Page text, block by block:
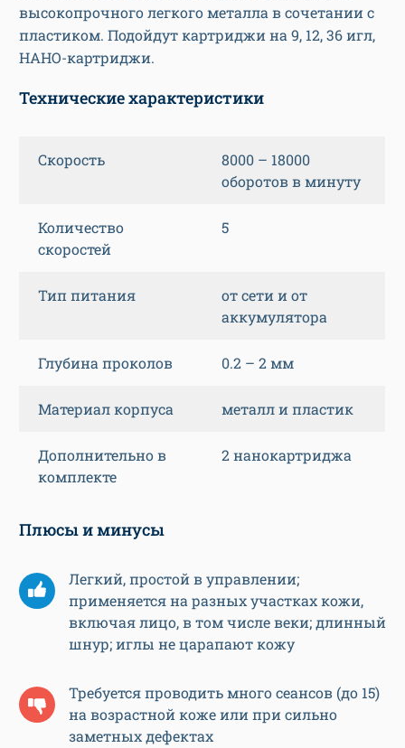
высокопрочного легкого металла в сочетании с
пластиком. Подойдут картриджи на 9, 12, 36 игл,
НАНО-картриджи.
Технические характеристики
Скорость
8000 – 18000
оборотов в минуту
Количество
скоростей
5
Тип питания
от сети и от
аккумулятора
Глубина проколов 0.2 – 2 мм
Материал корпуса металл и пластик
Дополнительно в
комплекте
2 нанокартриджа
Плюсы и минусы
Легкий, простой в управлении;
применяется на разных участках кожи,
включая лицо, в том числе веки; длинный
шнур; иглы не царапают кожу
Требуется проводить много сеансов (до 15)
на возрастной коже или при сильно
заметных дефектах